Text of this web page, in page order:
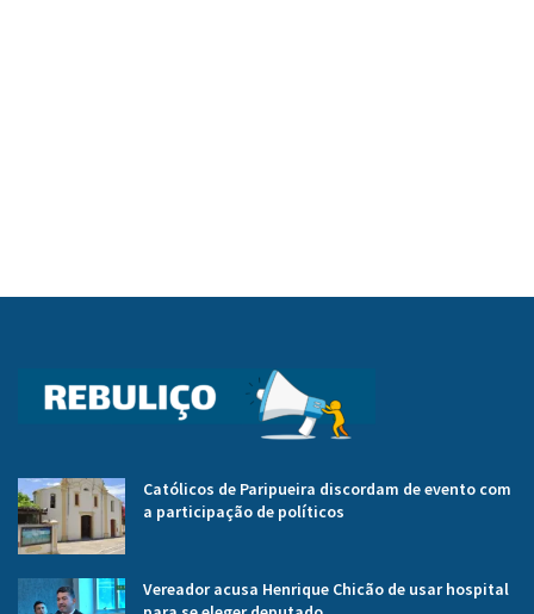
Católicos de Paripueira discordam de evento com
a participação de políticos
Vereador acusa Henrique Chicão de usar hospital